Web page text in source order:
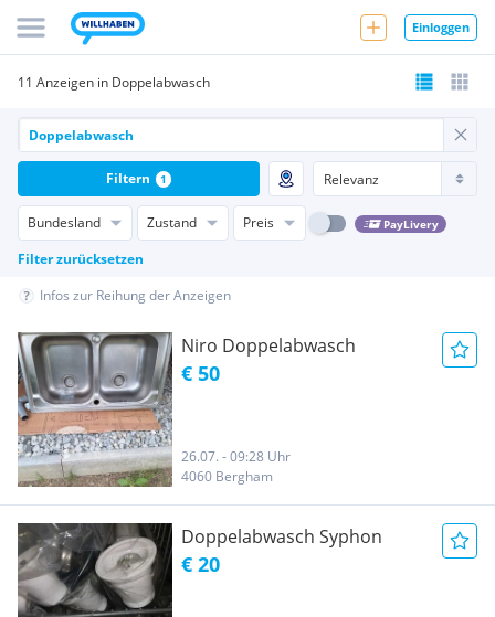
Einloggen
11 Anzeigen in Doppelabwasch
Bundesland Zustand Preis PayLivery
Filter zurücksetzen
Filtern 1
Infos zur Reihung der Anzeigen
Niro Doppelabwasch
€ 50
26.07. - 09:28 Uhr
4060 Bergham
Doppelabwasch Syphon
€ 20